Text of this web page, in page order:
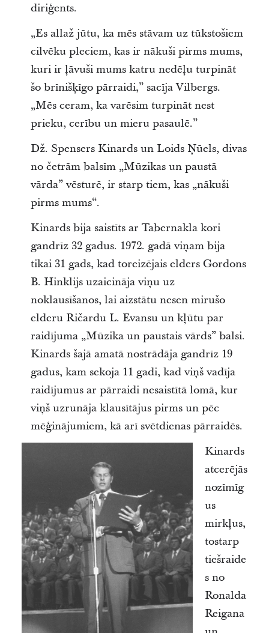
diriģents.
„Es allaž jūtu, ka mēs stāvam uz tūkstošiem
cilvēku pleciem, kas ir nākuši pirms mums,
kuri ir ļāvuši mums katru nedēļu turpināt
šo brīnišķīgo pārraidi,” sacīja Vilbergs.
„Mēs ceram, ka varēsim turpināt nest
prieku, cerību un mieru pasaulē.”
Dž. Spensers Kinards un Loids Ņūels, divas
no četrām balsīm „Mūzikas un paustā
vārda” vēsturē, ir starp tiem, kas „nākuši
pirms mums“.
Kinards bija saistīts ar Tabernakla kori
gandrīz 32 gadus. 1972. gadā viņam bija
tikai 31 gads, kad toreizējais elders Gordons
B. Hinklijs uzaicināja viņu uz
noklausīšanos, lai aizstātu nesen mirušo
elderu Ričardu L. Evansu un kļūtu par
raidījuma „Mūzika un paustais vārds” balsi.
Kinards šajā amatā nostrādāja gandrīz 19
gadus, kam sekoja 11 gadi, kad viņš vadīja
raidījumus ar pārraidi nesaistītā lomā, kur
viņš uzrunāja klausītājus pirms un pēc
mēģinājumiem, kā arī svētdienas pārraidēs.
Kinards
atcerējās
nozīmīg
us
mirkļus,
tostarp
tiešraide
s no
Ronalda
Reigana